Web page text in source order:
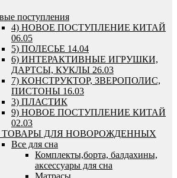
поступления
4) НОВОЕ ПОСТУПЛЕНИЕ КИТАЙ
06.05
5) ПОЛЕСЬЕ 14.04
6) ИНТЕРАКТИВНЫЕ ИГРУШКИ,
ДАРТСЫ, КУКЛЫ 26.03
7) КОНСТРУКТОР, ЗВЕРОПОЛИС,
ПИСТОНЫ 16.03
3) ПЛАСТИК
9) НОВОЕ ПОСТУПЛЕНИЕ КИТАЙ
02.03
ТОВАРЫ ДЛЯ НОВОРОЖДЕННЫХ
Все для сна
Комплекты,борта, балдахины,
аксессуары для сна
Матрасы